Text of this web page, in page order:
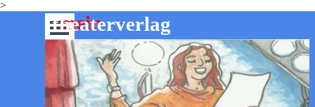
>
Direkt zum Seiteninhalt
-theaterverlag
mein
Menü überspringen